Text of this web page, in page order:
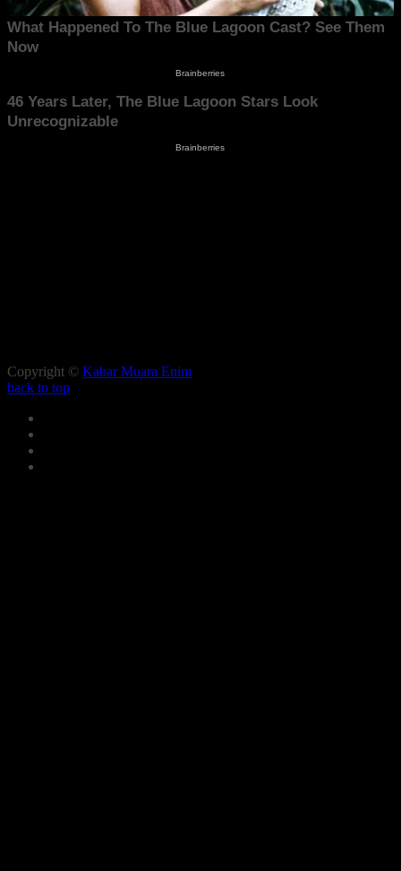
Copyright © Kabar Muara Enim
back to top